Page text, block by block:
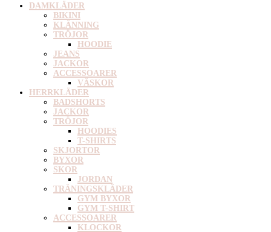
DAMKLÄDER
BIKINI
KLÄNNING
TRÖJOR
HOODIE
JEANS
JACKOR
ACCESSOARER
VÄSKOR
HERRKLÄDER
BADSHORTS
JACKOR
TRÖJOR
HOODIES
T-SHIRTS
SKJORTOR
BYXOR
SKOR
JORDAN
TRÄNINGSKLÄDER
GYM BYXOR
GYM T-SHIRT
ACCESSOARER
KLOCKOR